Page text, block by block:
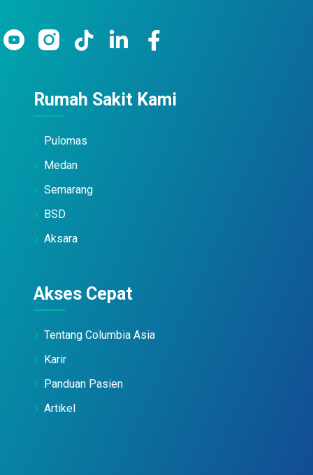
Rumah Sakit Kami
Pulomas
Medan
Semarang
BSD
Aksara
Akses Cepat
Tentang Columbia Asia
Karir
Panduan Pasien
Artikel